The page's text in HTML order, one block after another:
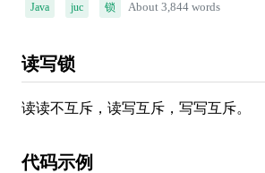
Java juc 锁 About 3,844 words
读写锁
读读不互斥，读写互斥，写写互斥。
代码示例